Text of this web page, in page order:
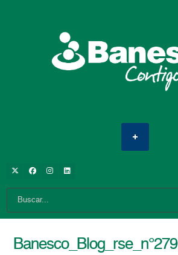
Banesco_Blog_rse_n°279